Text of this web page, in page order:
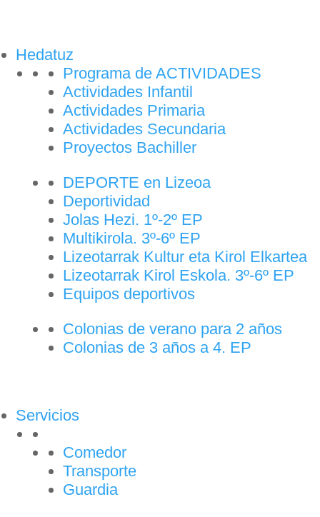
Hedatuz
Programa de ACTIVIDADES
Actividades Infantil
Actividades Primaria
Actividades Secundaria
Proyectos Bachiller
DEPORTE en Lizeoa
Deportividad
Jolas Hezi. 1º-2º EP
Multikirola. 3º-6º EP
Lizeotarrak Kultur eta Kirol Elkartea
Lizeotarrak Kirol Eskola. 3º-6º EP
Equipos deportivos
Colonias de verano para 2 años
Colonias de 3 años a 4. EP
Servicios
Comedor
Transporte
Guardia